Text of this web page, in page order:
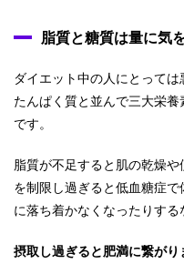
脂質と糖質は量に気
ダイエット中の人にとっては
たんぱく質と並んで三大栄
です。
脂質が不足すると肌の乾燥
を制限し過ぎると低血糖症
に落ち着かなくなったりする
摂取し過ぎると肥満に繋が